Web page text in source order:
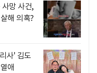
망 사건,
해 의혹?
사' 김도
애